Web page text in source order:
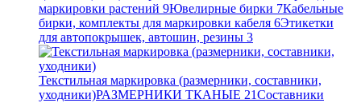
маркировки растений 9Ювелирные бирки 7Кабельные
бирки, комплекты для маркировки кабеля 6Этикетки
для автопокрышек, автошин, резины 3
Текстильная маркировка (размерники, составники,
уходники)РАЗМЕРНИКИ ТКАНЫЕ 21Составники